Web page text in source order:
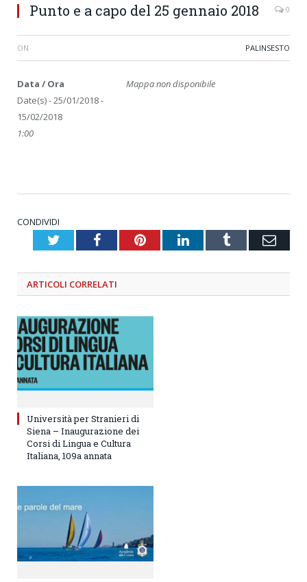
Punto e a capo del 25 gennaio 2018 0
ON PALINSESTO
Mappa non disponibile
Data / Ora
Date(s) - 25/01/2018 -
15/02/2018
1:00
CONDIVIDI
TwitterFacebookPinterestLinkedInTumblr
ARTICOLI CORRELATI
Università per Stranieri di
Siena – Inaugurazione dei
Corsi di Lingua e Cultura
Italiana, 109a annata